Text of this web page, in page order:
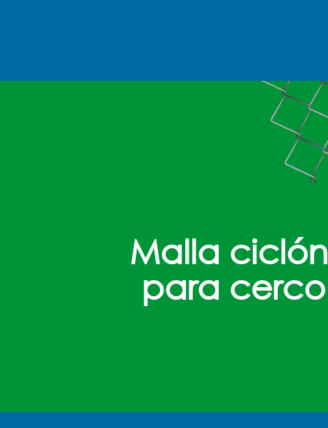
Malla ciclón
para cerco